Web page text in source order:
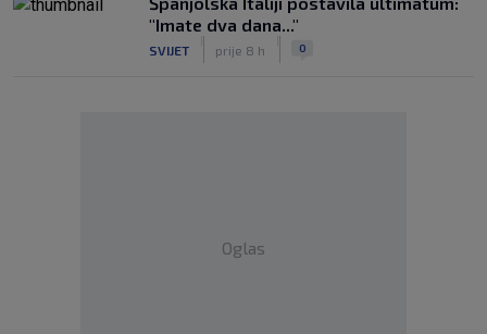
"Imate dva dana..."
SVIJET prije 8 h 0
Oglas